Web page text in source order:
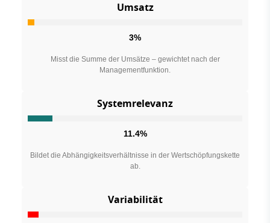
Umsatz
3%
Misst die Summe der Umsätze – gewichtet nach der
Managementfunktion.
Systemrelevanz
11.4%
Bildet die Abhängigkeitsverhältnisse in der Wertschöpfungskette
ab.
Variabilität